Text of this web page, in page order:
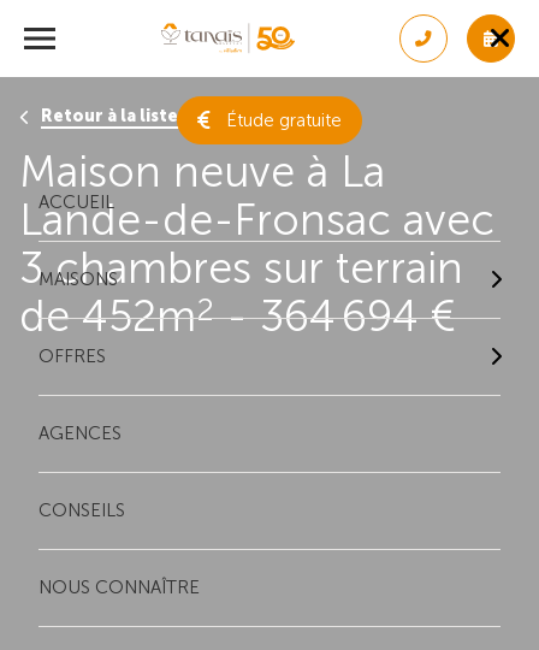
Étude gratuite
ACCUEIL
MAISONS
OFFRES
AGENCES
CONSEILS
NOUS CONNAÎTRE
Retour à la liste des résultats
Maison neuve à La
Lande-de-Fronsac avec
3 chambres sur terrain
de 452m2- 364 694 €